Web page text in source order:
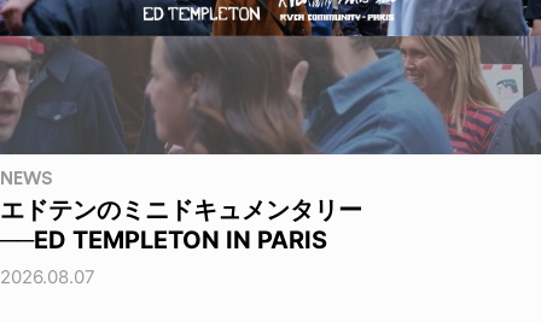
NEWS
エドテンのミニドキュメンタリー
──ED TEMPLETON IN PARIS
2026.08.07